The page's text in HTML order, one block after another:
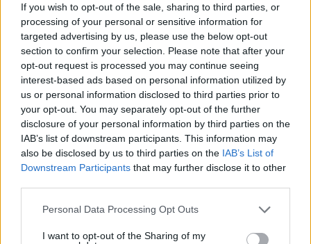
If you wish to opt-out of the sale, sharing to third parties, or
processing of your personal or sensitive information for
targeted advertising by us, please use the below opt-out
section to confirm your selection. Please note that after your
opt-out request is processed you may continue seeing
interest-based ads based on personal information utilized by
us or personal information disclosed to third parties prior to
your opt-out. You may separately opt-out of the further
disclosure of your personal information by third parties on the
IAB’s list of downstream participants. This information may
also be disclosed by us to third parties on the IAB’s List of
Downstream Participants that may further disclose it to other
Please note that this website/app uses one or more Google
not limited to your visit or usage behaviour. You may click to
Personal Data Processing Opt Outs
I want to opt-out of the Sharing of my
νομίζω ότι μπορούν ν' αντέξουν πολύ ακόμα»
Διακοπές στη Σίκινο
πριν 39 λεπτά
Ο Τραμπ θα απαγορεύσει τη χορήγηση υπηκοότητας στα
παιδιά αλλοδαπών που πηγαίνουν στις ΗΠΑ για να
γεννήσουν
πριν 40 λεπτά
Πώς θα βοηθήσετε τη γάτα σας να συνηθίσει το κλουβί
της
πριν μία ώρα
αβεβαιότητας για το Ιράν, το πετρέλαιο και τη Fed
06.08.2026, 23:17